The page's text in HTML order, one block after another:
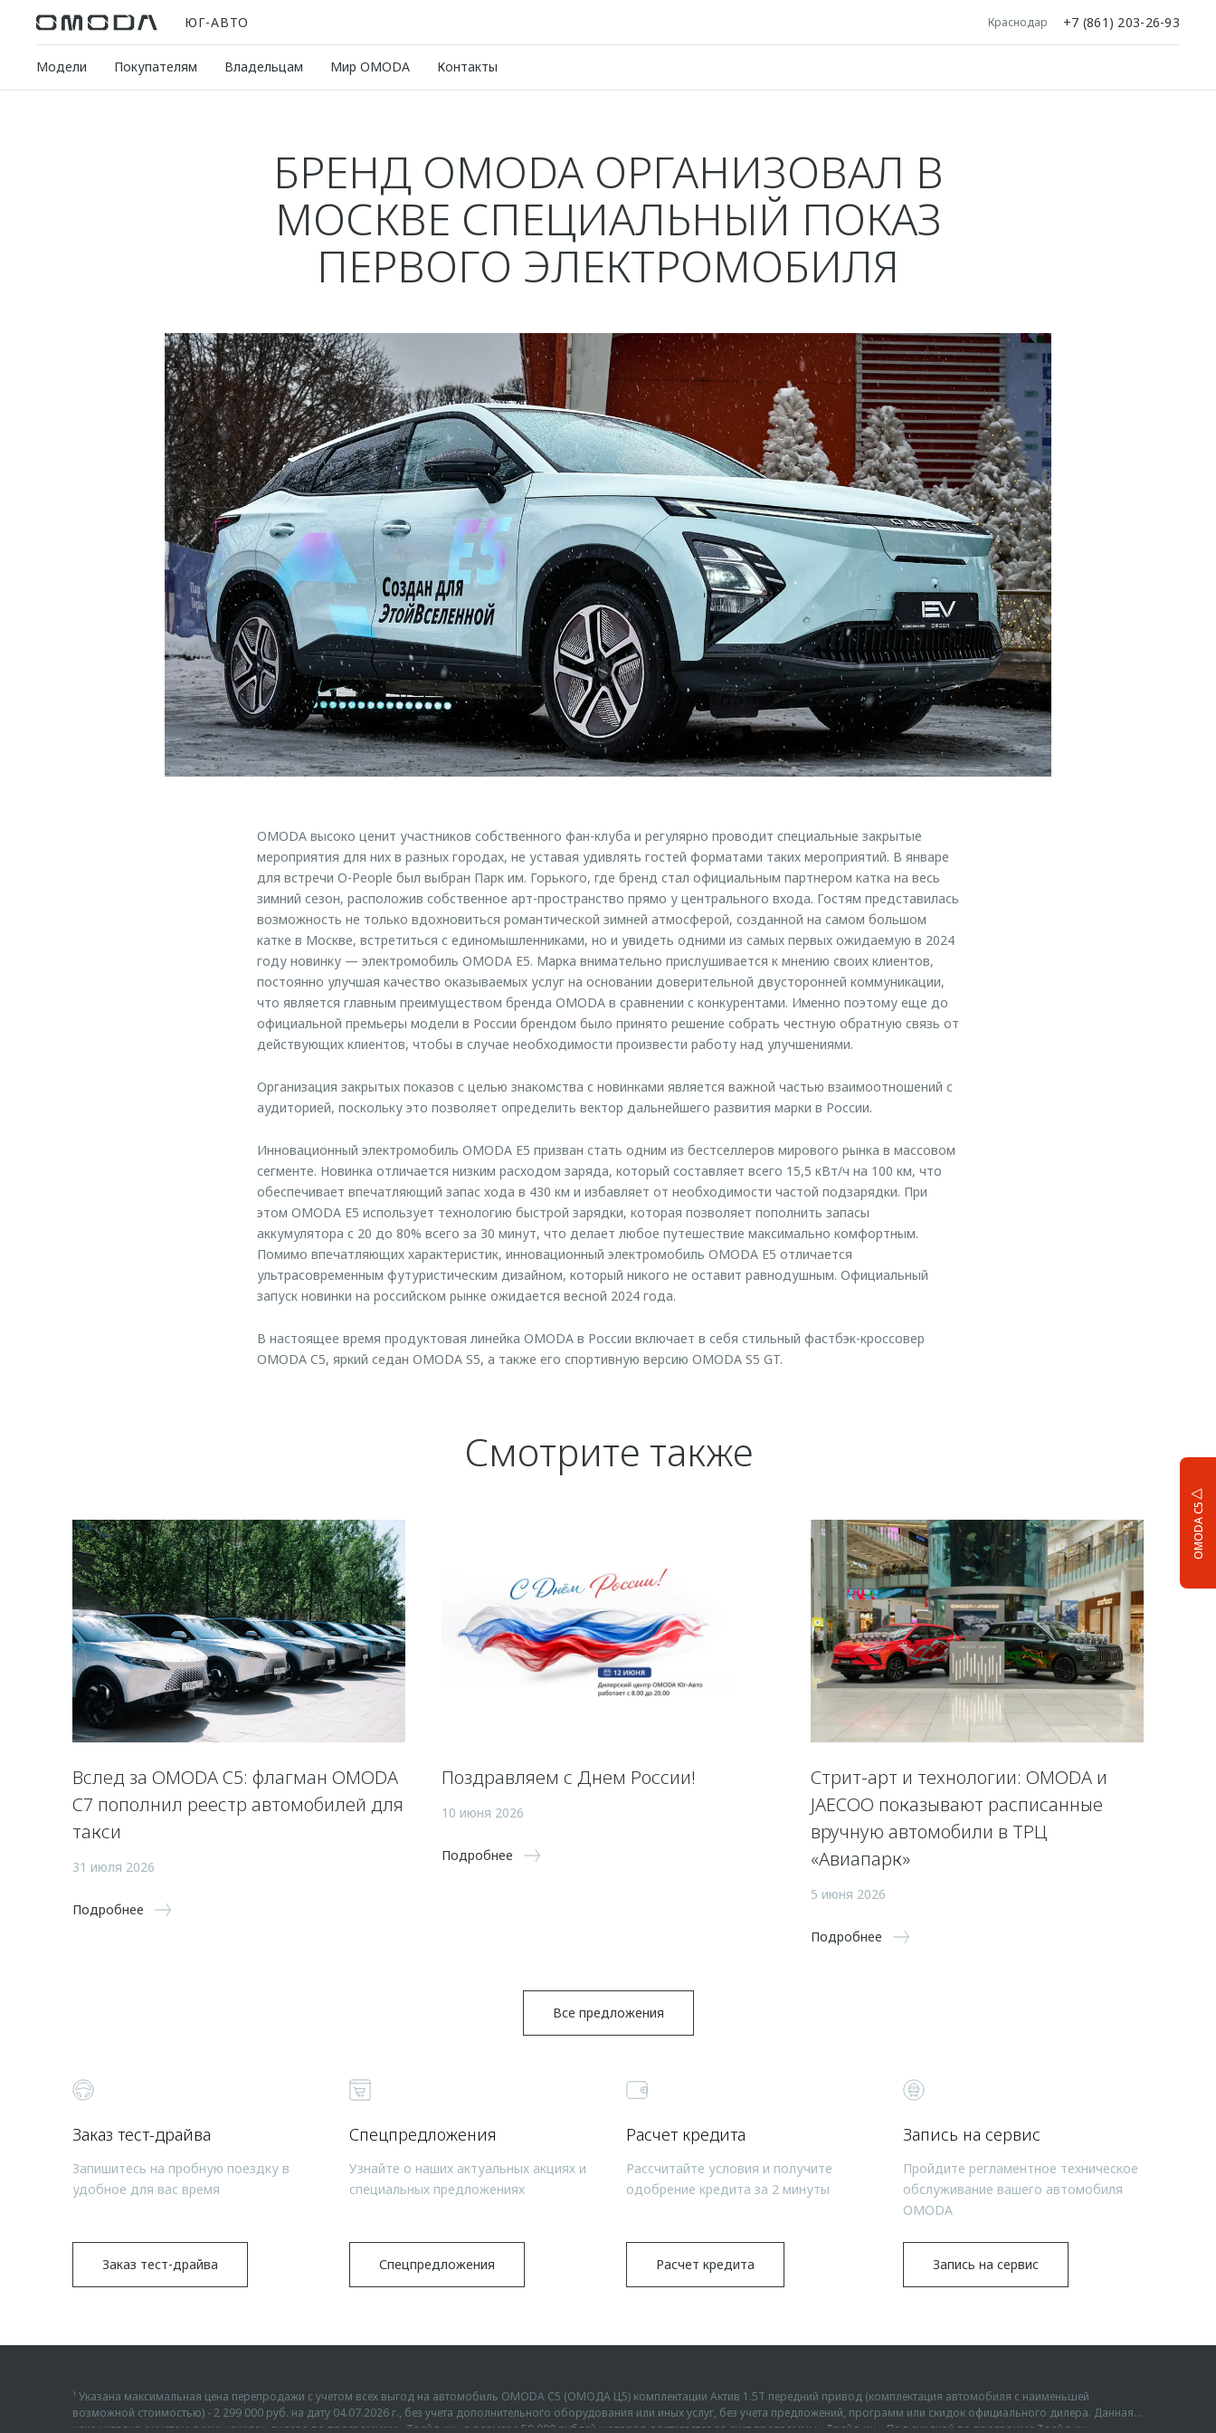
ЮГ-АВТО Краснодар +7 (861) 203-26-93
Модели Покупателям Владельцам Мир OMODA Контакты
OMODA C5
БРЕНД OMODA ОРГАНИЗОВАЛ В
МОСКВЕ СПЕЦИАЛЬНЫЙ ПОКАЗ
ПЕРВОГО ЭЛЕКТРОМОБИЛЯ
OMODA высоко ценит участников собственного фан-клуба и регулярно проводит специальные закрытые
мероприятия для них в разных городах, не уставая удивлять гостей форматами таких мероприятий. В январе
для встречи O-People был выбран Парк им. Горького, где бренд стал официальным партнером катка на весь
зимний сезон, расположив собственное арт-пространство прямо у центрального входа. Гостям представилась
возможность не только вдохновиться романтической зимней атмосферой, созданной на самом большом
катке в Москве, встретиться с единомышленниками, но и увидеть одними из самых первых ожидаемую в 2024
году новинку — электромобиль OMODA E5. Марка внимательно прислушивается к мнению своих клиентов,
постоянно улучшая качество оказываемых услуг на основании доверительной двусторонней коммуникации,
что является главным преимуществом бренда OMODA в сравнении с конкурентами. Именно поэтому еще до
официальной премьеры модели в России брендом было принято решение собрать честную обратную связь от
действующих клиентов, чтобы в случае необходимости произвести работу над улучшениями.
Организация закрытых показов с целью знакомства с новинками является важной частью взаимоотношений с
аудиторией, поскольку это позволяет определить вектор дальнейшего развития марки в России.
Инновационный электромобиль OMODA E5 призван стать одним из бестселлеров мирового рынка в массовом
сегменте. Новинка отличается низким расходом заряда, который составляет всего 15,5 кВт/ч на 100 км, что
обеспечивает впечатляющий запас хода в 430 км и избавляет от необходимости частой подзарядки. При
этом OMODA E5 использует технологию быстрой зарядки, которая позволяет пополнить запасы
аккумулятора с 20 до 80% всего за 30 минут, что делает любое путешествие максимально комфортным.
Помимо впечатляющих характеристик, инновационный электромобиль OMODA E5 отличается
ультрасовременным футуристическим дизайном, который никого не оставит равнодушным. Официальный
запуск новинки на российском рынке ожидается весной 2024 года.
В настоящее время продуктовая линейка OMODA в России включает в себя стильный фастбэк-кроссовер
OMODA C5, яркий седан OMODA S5, а также его спортивную версию OMODA S5 GT.
Смотрите также
Вслед за OMODA C5: флагман OMODA
C7 пополнил реестр автомобилей для
такси
31 июля 2026
Подробнее
Поздравляем с Днем России!
10 июня 2026
Подробнее
Стрит-арт и технологии: OMODA и
JAECOO показывают расписанные
вручную автомобили в ТРЦ
«Авиапарк»
5 июня 2026
Подробнее
Все предложения
Заказ тест-драйва
Запишитесь на пробную поездку в
удобное для вас время
Заказ тест-драйва
Спецпредложения
Узнайте о наших актуальных акциях и
специальных предложениях
Спецпредложения
Расчет кредита
Рассчитайте условия и получите
одобрение кредита за 2 минуты
Расчет кредита
Запись на сервис
Пройдите регламентное техническое
обслуживание вашего автомобиля
OMODA
Запись на сервис
¹ Указана максимальная цена перепродажи с учетом всех выгод на автомобиль OMODA C5 (ОМОДА Ц5) комплектации Актив 1.5Т передний привод (комплектация автомобиля с наименьшей
возможной стоимостью) - 2 299 000 руб. на дату 04.07.2026 г., без учета дополнительного оборудования или иных услуг, без учета предложений, программ или скидок официального дилера. Данная
цена указана с учетом суммы скидок дилера по программам «Трейд-ин» в размере 50 000 рублей, которая достигается за счет программы «Трейд-ин». Под скидкой по программе Трейд-ин